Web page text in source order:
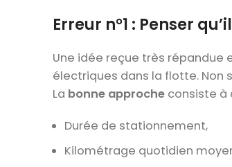
Erreur n°1 : Penser
Une idée reçue très répandue
électriques dans la flotte. Non
La bonne approche consiste à
Durée de stationnement,
Kilométrage quotidien